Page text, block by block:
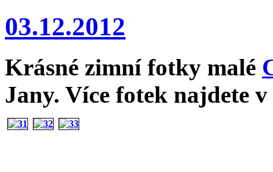
03.12.2012
Krásné zimní fotky malé
Jany. Více fotek najdete